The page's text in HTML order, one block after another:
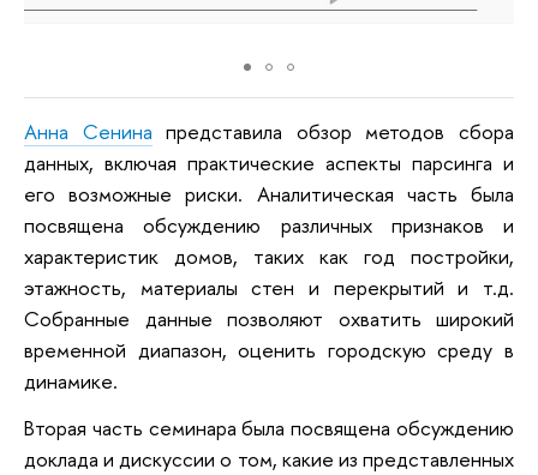
Анна Сенина представила обзор методов сбора
данных, включая практические аспекты парсинга и
его возможные риски. Аналитическая часть была
посвящена обсуждению различных признаков и
характеристик домов, таких как год постройки,
этажность, материалы стен и перекрытий и т.д.
Собранные данные позволяют охватить широкий
временной диапазон, оценить городскую среду в
динамике.
Вторая часть семинара была посвящена обсуждению
доклада и дискуссии о том, какие из представленных